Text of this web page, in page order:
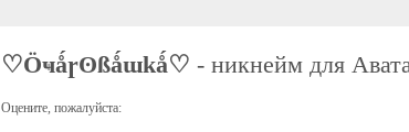
♡Ӧҹǻɼʘßǻɯkǻ♡ - никнейм для
Оцените, пожалуйста: